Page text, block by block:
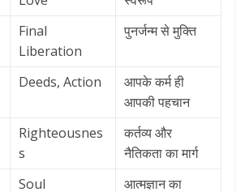
Final
Liberation
पुनर्जन्म से मुक्ति
Deeds, Action
आपके कर्म ही
आपकी पहचान
Righteousnes
s
कर्तव्य और
नैतिकता का मार्ग
Soul
आत्मज्ञान का